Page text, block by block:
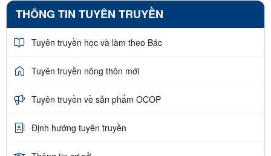
THÔNG TIN TUYÊN TRUYỀN
Tuyên truyền học và làm theo Bác
Tuyên truyền nông thôn mới
Tuyên truyền về sản phẩm OCOP
Định hướng tuyên truyền